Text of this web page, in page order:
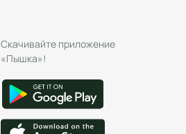
Скачивайте приложение
«Пышка»!